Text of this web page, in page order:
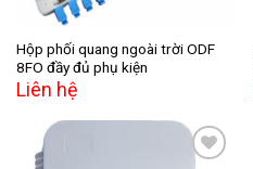
Hộp phối quang ngoài trời ODF
8FO đầy đủ phụ kiện
Liên hệ